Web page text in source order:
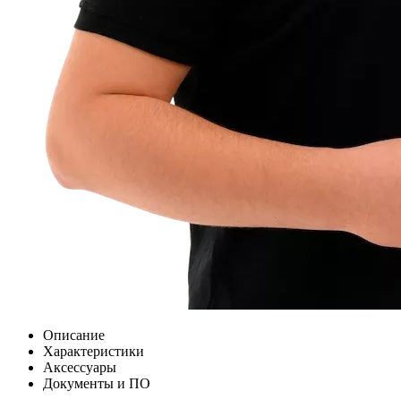
Описание
Характеристики
Аксессуары
Документы и ПО